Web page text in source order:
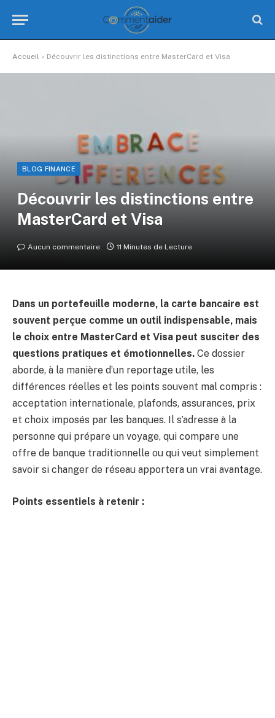
Accueil » Découvrir les distinctions entre MasterCard et Visa
BLOG FINANCE
Découvrir les distinctions entre
MasterCard et Visa
Aucun commentaire 11 Minutes de Lecture
Dans un portefeuille moderne, la carte bancaire est
souvent perçue comme un outil indispensable, mais
le choix entre MasterCard et Visa peut susciter des
questions pratiques et émotionnelles. Ce dossier
aborde, à la manière d’un reportage utile, les
différences réelles et les points souvent mal compris :
acceptation internationale, plafonds, assurances, prix
et choix imposés par les banques. Il s’adresse à la
personne qui prépare un voyage, qui compare une
offre de banque traditionnelle ou qui veut simplement
savoir si changer de réseau apportera un vrai avantage.
Points essentiels à retenir :